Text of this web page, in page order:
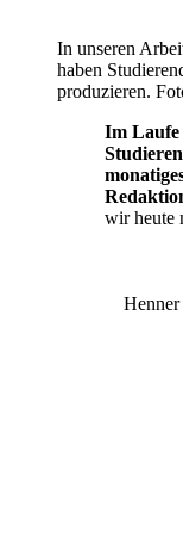
In unseren
haben
produzieren.
Im Laufe
wir heute